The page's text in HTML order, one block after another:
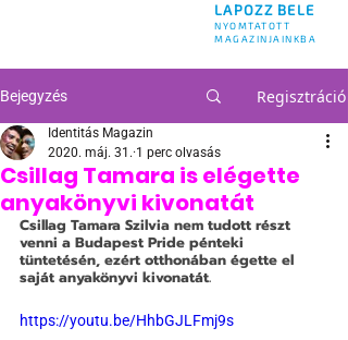
LAPOZZ BELE
NYOMTATOTT
MAGAZINJAINKBA
Bejegyzés Regisztráció
Csillag Tamara is elégette
anyakönyvi kivonatát
Identitás Magazin
2020. máj. 31. 1 perc olvasás
Csillag Tamara Szilvia nem tudott részt
venni a Budapest Pride pénteki
tüntetésén, ezért otthonában égette el
saját anyakönyvi kivonatát.
https://youtu.be/HhbGJLFmj9s